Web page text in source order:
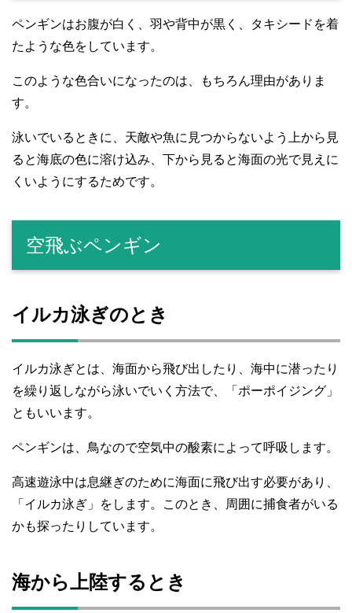
ペンギンはお腹が白く、羽や背中が黒く、タキシードを着
たような色をしています。
このような色合いになったのは、もちろん理由がありま
す。
泳いでいるときに、天敵や魚に見つからないよう上から見
ると海底の色に溶け込み、下から見ると海面の光で見えに
くいようにするためです。
空飛ぶペンギン
イルカ泳ぎのとき
イルカ泳ぎとは、海面から飛び出したり、海中に潜ったり
を繰り返しながら泳いでいく方法で、「ポーポイジング」
ともいいます。
ペンギンは、鳥なので空気中の酸素によって呼吸します。
高速遊泳中は息継ぎのために海面に飛び出す必要があり、
「イルカ泳ぎ」をします。このとき、周囲に捕食者がいる
かも探ったりしています。
海から上陸するとき